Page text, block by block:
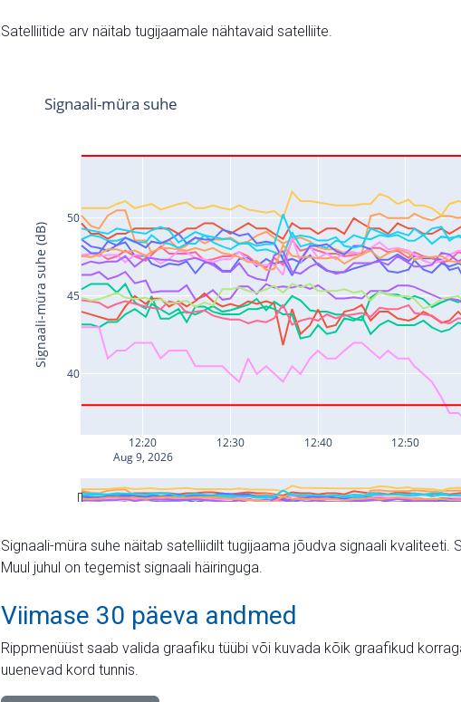
Satelliitide arv näitab tugijaamale nähtavaid satelliite.
Signaali-müra suhe näitab satelliidilt tugijaama jõudva signaali
Muul juhul on tegemist signaali häiringuga.
Viimase 30 päeva andmed
Rippmenüüst saab valida graafiku tüübi või kuvada kõik graafikud
uuenevad kord tunnis.